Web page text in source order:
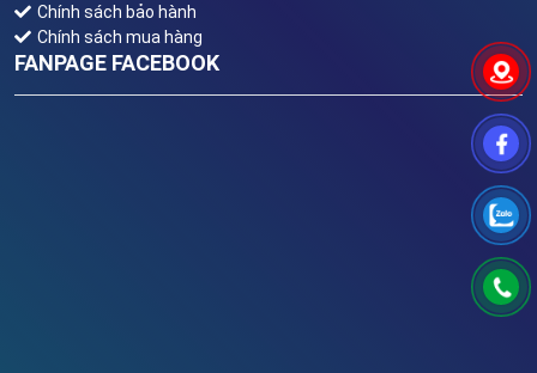
Chính sách bảo hành
Chính sách mua hàng
FANPAGE FACEBOOK